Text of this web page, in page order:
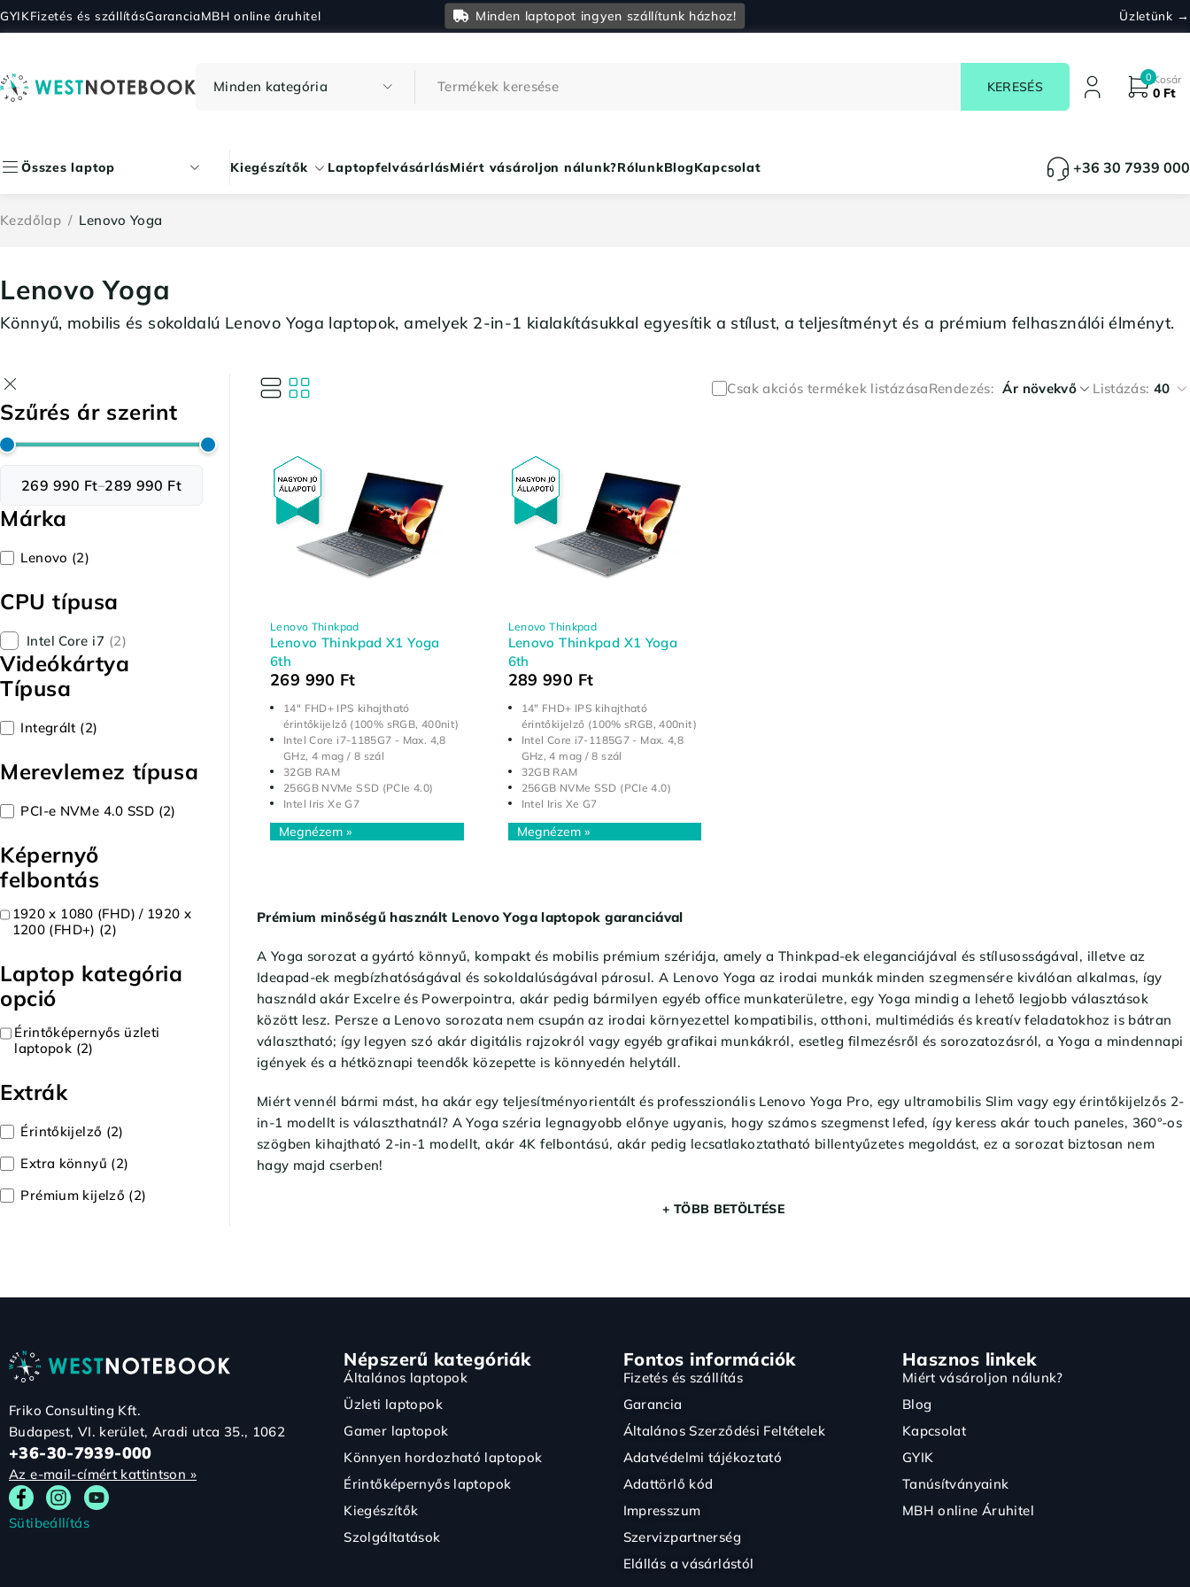
GYIKFizetés és szállításGarancia Minden laptopot ingyen szállítunk házhoz!
MBH online áruhitel Üzletünk →
0Kosár
0 Ft
Összes laptop Kiegészítők LaptopfelvásárlásMiért vásároljon nálunk?RólunkBlogKapcsolat +36 30 7939 000
Lenovo Yoga
Kezdőlap / Lenovo Yoga
Könnyű, mobilis és sokoldalú Lenovo Yoga laptopok, amelyek 2-in-1 kialakításukkal egyesítik a stílust, a teljesítményt és a prémium felhasználói élményt.
Szűrés ár szerint
269 990 Ft–289 990 Ft
Márka
Lenovo (2)
CPU típusa
Intel Core i7 (2)
Videókártya
Típusa
Integrált (2)
Merevlemez típusa
PCI-e NVMe 4.0 SSD (2)
Képernyő
felbontás
1920 x 1080 (FHD) / 1920 x
1200 (FHD+) (2)
Laptop kategória
opció
Érintőképernyős üzleti
laptopok (2)
Extrák
Érintőkijelző (2)
Extra könnyű (2)
Prémium kijelző (2)
Csak akciós termékek listázásaRendezés Ár növekvő Listázás: 40
14" FHD+ IPS kihajtható
érintőkijelző (100% sRGB, 400nit)
Intel Core i7-1185G7 - Max. 4,8
GHz, 4 mag / 8 szál
32GB RAM
256GB NVMe SSD (PCIe 4.0)
Intel Iris Xe G7
Lenovo Thinkpad
Lenovo Thinkpad X1 Yoga
6th
269 990 Ft
14" FHD+ IPS kihajtható
érintőkijelző (100% sRGB, 400nit)
Intel Core i7-1185G7 - Max. 4,8
GHz, 4 mag / 8 szál
32GB RAM
256GB NVMe SSD (PCIe 4.0)
Intel Iris Xe G7
Lenovo Thinkpad
Lenovo Thinkpad X1 Yoga
6th
289 990 Ft
Prémium minőségű használt Lenovo Yoga laptopok garanciával
A Yoga sorozat a gyártó könnyű, kompakt és mobilis prémium szériája, amely a Thinkpad-ek eleganciájával és stílusosságával, illetve az
Ideapad-ek megbízhatóságával és sokoldalúságával párosul. A Lenovo Yoga az irodai munkák minden szegmensére kiválóan alkalmas, így
használd akár Excelre és Powerpointra, akár pedig bármilyen egyéb office munkaterületre, egy Yoga mindig a lehető legjobb választások
között lesz. Persze a Lenovo sorozata nem csupán az irodai környezettel kompatibilis, otthoni, multimédiás és kreatív feladatokhoz is bátran
választható; így legyen szó akár digitális rajzokról vagy egyéb grafikai munkákról, esetleg filmezésről és sorozatozásról, a Yoga a mindennapi
igények és a hétköznapi teendők közepette is könnyedén helytáll.
Miért vennél bármi mást, ha akár egy teljesítményorientált és professzionális Lenovo Yoga Pro, egy ultramobilis Slim vagy egy érintőkijelzős 2-
in-1 modellt is választhatnál? A Yoga széria legnagyobb előnye ugyanis, hogy számos szegmenst lefed, így keress akár touch paneles, 360°-os
szögben kihajtható 2-in-1 modellt, akár 4K felbontású, akár pedig lecsatlakoztatható billentyűzetes megoldást, ez a sorozat biztosan nem
hagy majd cserben!
+ TÖBB BETÖLTÉSE
Friko Consulting Kft.
Budapest, VI. kerület, Aradi utca 35., 1062
+36-30-7939-000
Az e-mail-címért kattintson »
Sütibeállítás
Népszerű kategóriák
Általános laptopok
Üzleti laptopok
Gamer laptopok
Könnyen hordozható laptopok
Érintőképernyős laptopok
Kiegészítők
Szolgáltatások
Fontos információk
Fizetés és szállítás
Garancia
Általános Szerződési Feltételek
Adatvédelmi tájékoztató
Adattörlő kód
Impresszum
Szervizpartnerség
Elállás a vásárlástól
Hasznos linkek
Miért vásároljon nálunk?
Blog
Kapcsolat
GYIK
Tanúsítványaink
MBH online Áruhitel